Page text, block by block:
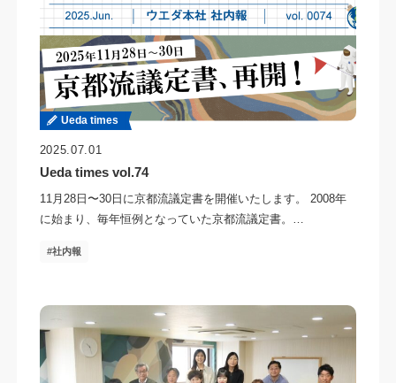
Ueda times
2025.07.01
Ueda times vol.74
11月28日〜30日に京都流議定書を開催いたします。 2008年
に始まり、毎年恒例となっていた京都流議定書。…
社内報